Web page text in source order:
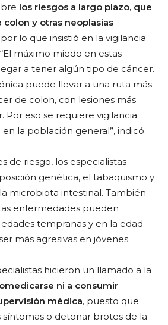
los riesgos a largo plazo, que
y otras neoplasias
por lo que insistió en la vigilancia
máximo miedo en estas
a tener algún tipo de cáncer.
puede llevar a una ruta más
de colon, con lesiones más
Por eso se requiere vigilancia
la población general”, indicó.
de riesgo, los especialistas
genética, el tabaquismo y
microbiota intestinal. También
enfermedades pueden
tempranas y en la edad
más agresivas en jóvenes.
hicieron un llamado a la
ni a consumir
médica, puesto que
síntomas o detonar brotes de la